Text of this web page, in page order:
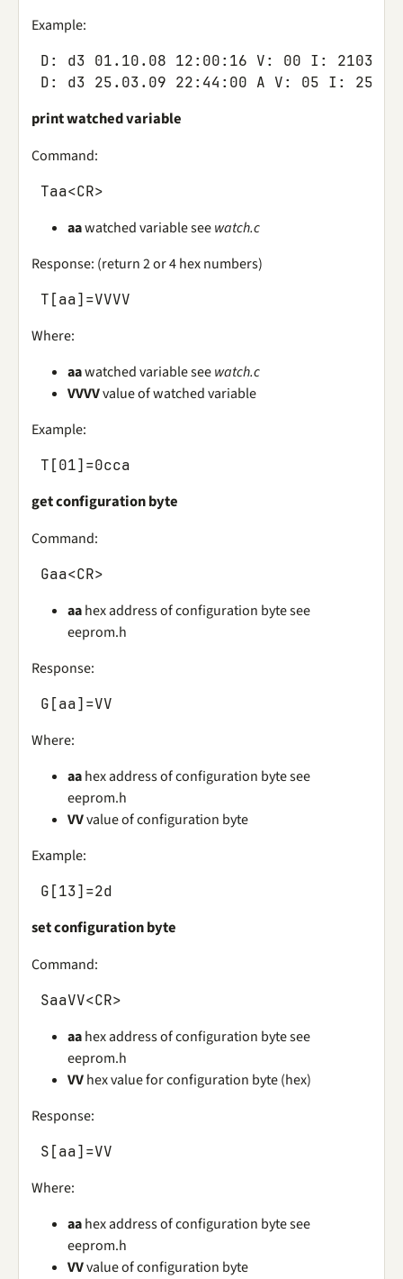
Example:
D: d3 01.10.08 12: 00: 16 V: 00 I : 2103
D: d3 25.03.09 22: 44 : 00 A V: 05 I : 2585
print watched variable
Command:
Taa<CR>
aawatched variable seewatch.c
Response: (return 2 or 4 hex numbers)
T[aa]=VVVV
Where:
aawatched variable seewatch.c
VVVVvalue of watched variable
Example:
T[01]=0cca
get configuration byte
Command:
Gaa<CR>
aahex address of configuration byte see
eeprom.h
Response:
G[aa]=VV
Where:
aahex address of configuration byte see
eeprom.h
VVvalue of configuration byte
Example:
G[13]=2d
set configuration byte
Command:
SaaVV<CR>
aahex address of configuration byte see
eeprom.h
VVhex value for configuration byte (hex)
Response:
S[aa]=VV
Where:
aahex address of configuration byte see
eeprom.h
VVvalue of configuration byte